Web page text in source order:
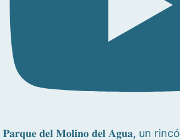
𝐏𝐚𝐫𝐪𝐮𝐞 𝐝𝐞𝐥 𝐌𝐨𝐥𝐢𝐧𝐨 𝐝𝐞𝐥 𝐀𝐠𝐮𝐚, un